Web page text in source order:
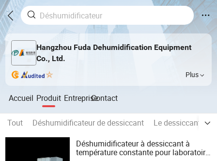
Hangzhou Fuda Dehumidification Equipment
Co., Ltd.
Plus
Accueil Produit EntrepriseContact
Tout Déshumidificateur de dessiccant
Le dessiccant
Déshumidificateur à dessiccant à
température constante pour laboratoire